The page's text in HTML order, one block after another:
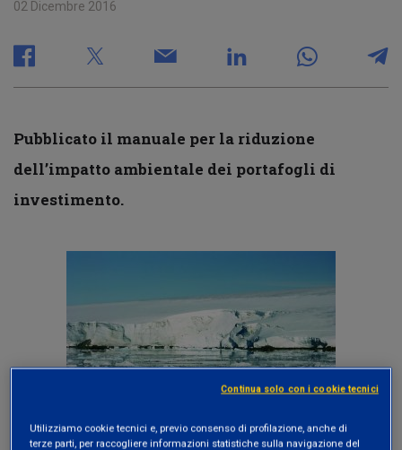
02 Dicembre 2016
Pubblicato il manuale per la riduzione
dell’impatto ambientale dei portafogli di
investimento.
Utilizziamo cookie tecnici e, previo consenso di profilazione, anche di
terze parti, per raccogliere informazioni statistiche sulla navigazione del
Continua solo con i cookie tecnici